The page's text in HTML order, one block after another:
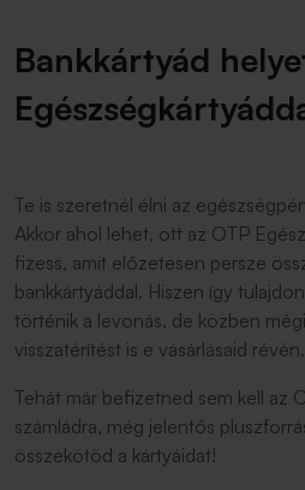
Bankkártyád
Te is szeretnél élni az
Akkor ahol lehet, ott az OTP
fizess, amit előzetesen persze
bankkártyáddal. Hiszen így
történik a levonás, de közben
visszatérítést is e vásárlásaid révén.
Tehát már befizetned sem kell az
számládra, még jelentős
összekötöd a kártyáidat!